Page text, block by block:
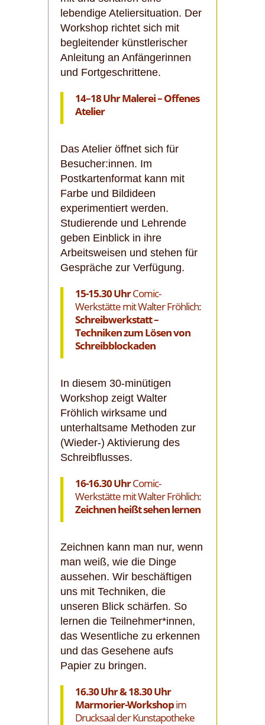
lebendige Ateliersituation. Der
Workshop richtet sich mit
begleitender künstlerischer
Anleitung an Anfängerinnen
und Fortgeschrittene.
14–18 UhrMalerei – Offenes
Atelier
Das Atelier öffnet sich für
Besucher:innen. Im
Postkartenformat kann mit
Farbe und Bildideen
experimentiert werden.
Studierende und Lehrende
geben Einblick in ihre
Arbeitsweisen und stehen für
Gespräche zur Verfügung.
15-15.30 UhrComic-
Werkstätte mit Walter Fröhlich:
Schreibwerkstatt –
Techniken zum Lösen von
Schreibblockaden
In diesem 30-minütigen
Workshop zeigt Walter
Fröhlich wirksame und
unterhaltsame Methoden zur
(Wieder-) Aktivierung des
Schreibflusses.
16-16.30 UhrComic-
Werkstätte mit Walter Fröhlich:
Zeichnen heißt sehen lernen
Zeichnen kann man nur, wenn
man weiß, wie die Dinge
aussehen. Wir beschäftigen
uns mit Techniken, die
unseren Blick schärfen. So
lernen die Teilnehmer*innen,
das Wesentliche zu erkennen
und das Gesehene aufs
Papier zu bringen.
16.30 Uhr & 18.30 Uhr
Marmorier-Workshopim
Drucksaal der Kunstapotheke